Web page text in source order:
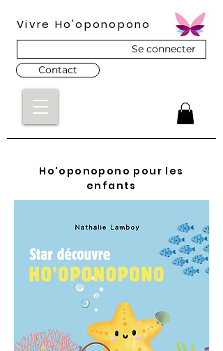
Vivre Ho'oponopono
Se connecter
Contact
Ho'oponopono pour les
enfants